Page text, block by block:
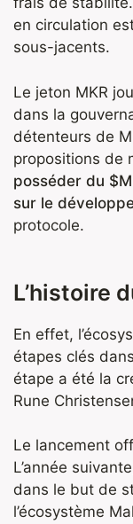
en circulation
sous-jacents.
Le jeton MKR
dans la
détenteurs de
propositions de
posséder du
sur le
protocole.
L’histoire
En effet,
étapes clés
étape a été la
Rune
Le lancement
L’année
dans le but de
l’écosystème